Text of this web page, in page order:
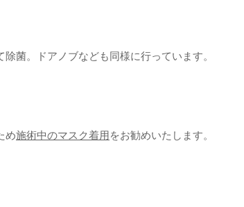
除菌。ドアノブなども同様に行っています。
め施術中のマスク着用 をお勧めいたします。